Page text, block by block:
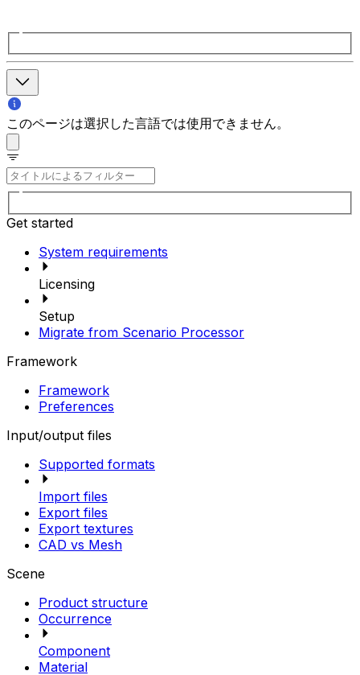
このページは選択した言語では使用できません。
Get started
System requirements
Licensing
Setup
Migrate from Scenario Processor
Framework
Framework
Preferences
Input/output files
Supported formats
Import files
Export files
Export textures
CAD vs Mesh
Scene
Product structure
Occurrence
Component
Material